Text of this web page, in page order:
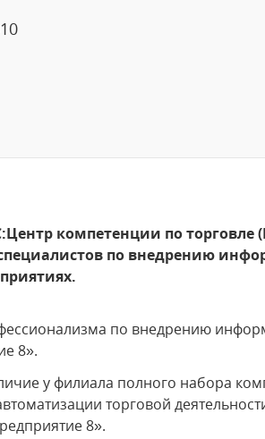
компетенции по торговле
по внедрению
по внедрению
8».
у филиала полного набора
торговой
8».